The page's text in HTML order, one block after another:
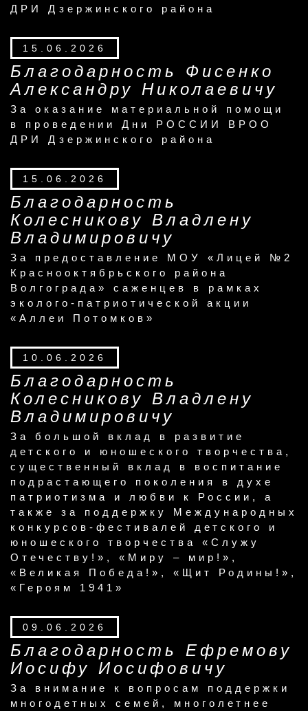
ДРИ Дзержинского района
15.06.2026
Благодарность Фисенко
Александру Николаевичу
За оказание материальной помощи
в проведении Дни РОССИИ ВРОО
ДРИ Дзержинского района
15.06.2026
Благодарность
Колесникову Владлену
Владимировичу
За предоставление МОУ «Лицей №2
Краснооктябрьского района
Волгограда» саженцев в рамках
эколого-патриотической акции
«Аллеи Потомков»
10.06.2026
Благодарность
Колесникову Владлену
Владимировичу
За большой вклад в развитие
детского и юношеского творчества,
существенный вклад в воспитание
подрастающего поколения в духе
патриотизма и любви к России, а
также за поддержку Международных
конкурсов-фестивалей детского и
юношеского творчества «Служу
Отечеству!», «Миру – мир!»,
«Великая Победа!», «Щит Родины!»,
«Героям 1941»
09.06.2026
Благодарность Ефремову
Иосифу Иосифовичу
За внимание к вопросам поддержки
многодетных семей, многолетнее